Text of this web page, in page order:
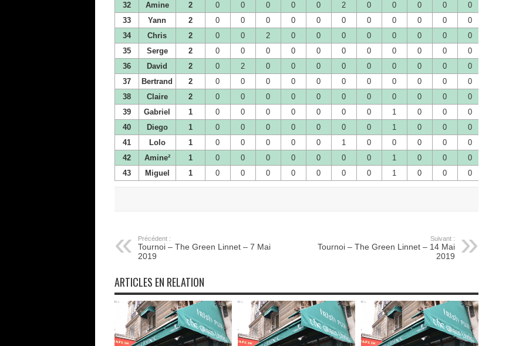
32
Amine 2 0 0 0 0 0 2 0 0 0 0 0
33
Yann 2 0 0 0 0 0 0 0 0 0 0 0
34
Chris 2 0 0 2 0 0 0 0 0 0 0 0
35
Serge 2 0 0 0 0 0 0 0 0 0 0 0
36
David 2 0 2 0 0 0 0 0 0 0 0 0
37
Bertrand 2 0 0 0 0 0 0 0 0 0 0 0
38
Claire 2 0 0 0 0 0 0 0 0 0 0 0
39
Gabriel 1 0 0 0 0 0 0 0 1 0 0 0
40
Diego 1 0 0 0 0 0 0 0 1 0 0 0
41
Lolo 1 0 0 0 0 0 1 0 0 0 0 0
42
Amine² 1 0 0 0 0 0 0 0 1 0 0 0
43
Miguel 1 0 0 0 0 0 0 0 1 0 0 0
Précédent :
Tournoi – The Green Linnet – 7 Mai
2019
Suivant :
Tournoi – The Green Linnet – 14 Mai
2019
ARTICLES EN RELATION